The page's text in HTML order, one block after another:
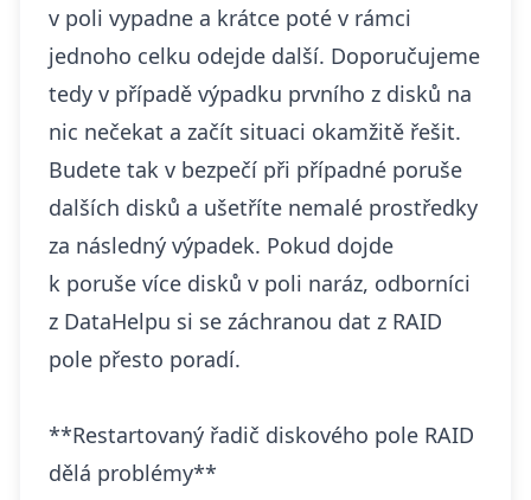
v poli vypadne a krátce poté v rámci
jednoho celku odejde další. Doporučujeme
tedy v případě výpadku prvního z disků na
nic nečekat a začít situaci okamžitě řešit.
Budete tak v bezpečí při případné poruše
dalších disků a ušetříte nemalé prostředky
za následný výpadek. Pokud dojde
k poruše více disků v poli naráz, odborníci
z DataHelpu si se záchranou dat z RAID
pole přesto poradí.
**Restartovaný řadič diskového pole RAID
dělá problémy**